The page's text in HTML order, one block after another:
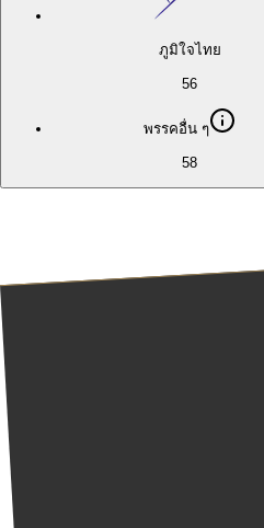
ภูมิใจไทย
56
พรรคอื่น ๆ
58